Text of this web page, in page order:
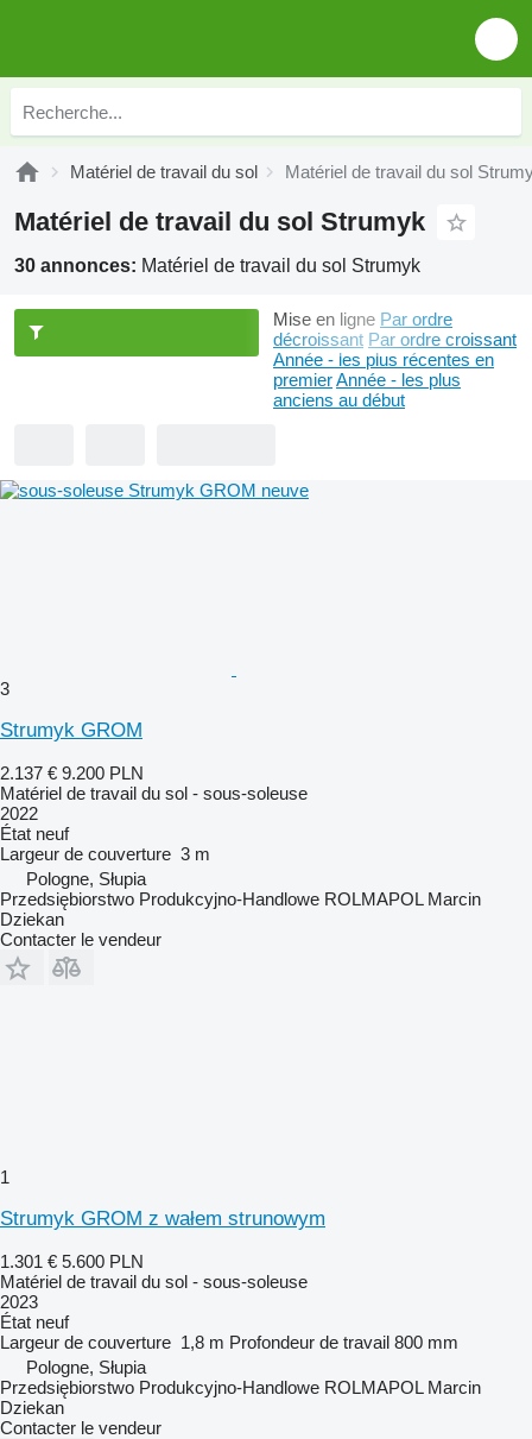
Matériel de travail du sol Matériel de travail du sol
Matériel de travail du sol Strumyk
30 annonces: Matériel de travail du sol Strumyk
Mise en ligne Par ordre
décroissant Par ordre croissant
Année - les plus récentes en
premierAnnée - les plus
anciens au début
3
Strumyk GROM
2.137 € 9.200 PLN
Matériel de travail du sol - sous-soleuse
2022
État neuf
Largeur de couverture 3 m
Pologne, Słupia
Przedsiębiorstwo Produkcyjno-Handlowe ROLMAPOL Marcin
Dziekan
Contacter le vendeur
1
Strumyk GROM z wałem strunowym
1.301 € 5.600 PLN
Matériel de travail du sol - sous-soleuse
2023
État neuf
Largeur de couverture 1,8 m Profondeur de travail 800 mm
Pologne, Słupia
Przedsiębiorstwo Produkcyjno-Handlowe ROLMAPOL Marcin
Dziekan
Contacter le vendeur